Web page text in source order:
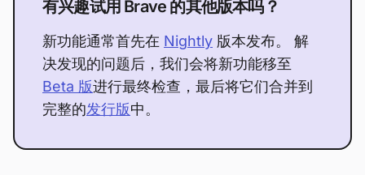
有兴趣试用 Brave 的其他版本吗？
新功能通常首先在 Nightly 版本发布。 解
决发现的问题后，我们会将新功能移至
Beta 版进行最终检查，最后将它们合并到
完整的发行版中。